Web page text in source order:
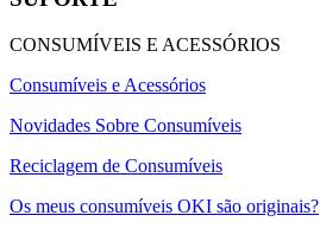
CONSUMÍVEIS E ACESSÓRIOS
Consumíveis e Acessórios
Novidades Sobre Consumíveis
Reciclagem de Consumíveis
Os meus consumíveis OKI são originais?